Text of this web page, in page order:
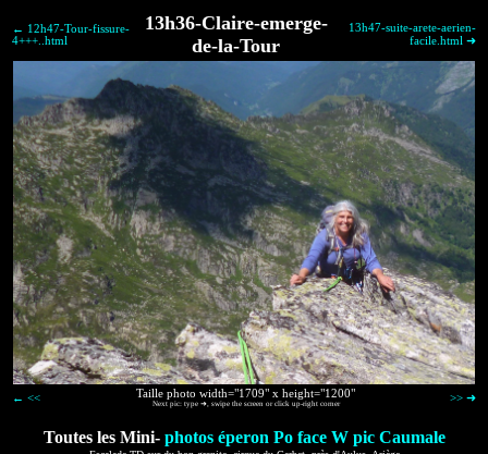
← 12h47-Tour-fissure-
4+++..html
13h36-Claire-emerge-
de-la-Tour
13h47-suite-arete-aerien-
facile.html ➜
← << Taille photo width="1709" x height="1200"
Next pic: type ➜, swipe the screen or click up-right corner >> ➜
Toutes les Mini- photos éperon Po face W pic Caumale